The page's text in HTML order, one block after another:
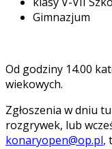
Gimnazjum
Od godziny 14.00
wiekowych.
Zgłoszenia w dniu
rozgrywek, lub
konaryopen@op.pl,